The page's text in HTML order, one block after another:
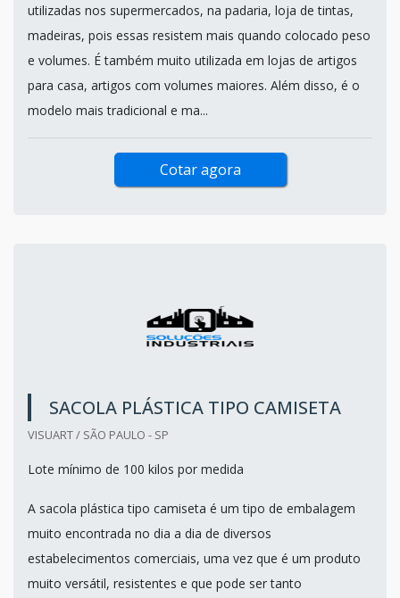
utilizadas nos supermercados, na padaria, loja de tintas,
madeiras, pois essas resistem mais quando colocado peso
e volumes. É também muito utilizada em lojas de artigos
para casa, artigos com volumes maiores. Além disso, é o
modelo mais tradicional e ma...
Cotar agora
SACOLA PLÁSTICA TIPO CAMISETA
VISUART / SÃO PAULO - SP
Lote mínimo de 100 kilos por medida
A sacola plástica tipo camiseta é um tipo de embalagem
muito encontrada no dia a dia de diversos
estabelecimentos comerciais, uma vez que é um produto
muito versátil, resistentes e que pode ser tanto